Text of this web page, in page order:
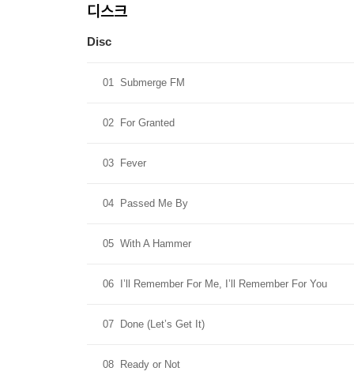
디스크
Disc
01 Submerge FM
02 For Granted
03 Fever
04 Passed Me By
05 With A Hammer
06 I’ll Remember For Me, I’ll Remember For You
07 Done (Let’s Get It)
08 Ready or Not